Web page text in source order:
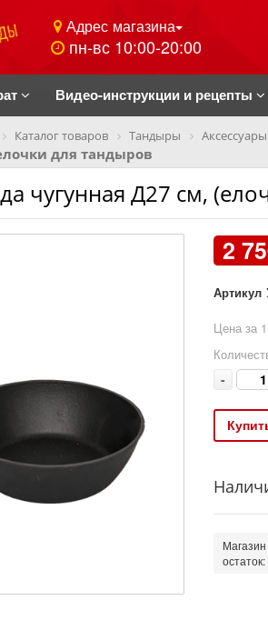
Адрес магазина
пн-вс 10:00-20:00
Видео-инструкции и рецепты
Каталог товаров Тандыры
для тандыров
чугунная Д27 см,
2
Артикул
Цена за 1
-
остаток: